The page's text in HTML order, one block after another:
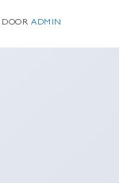
DOORADMIN